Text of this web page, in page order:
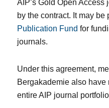
AIP’s Gold Open Access
by the contract. It may
Publication Fund for
journals.
Under this agreement,
Bergakademie also have
entire AIP journal